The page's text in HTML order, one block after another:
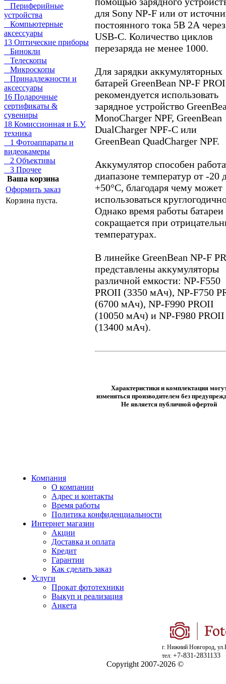
Периферийные
устройства
Компьютерные
аксессуары
13 Оптические приборы
Бинокли
Телескопы
Микроскопы
Принадлежности и
аксессуары
16 Подарочные
сертификаты &
сувениры
18 Комиссионная и Б.У.
техника
1 Фотоаппараты и
видеокамеры
2 Объективы
3 Прочее
Ваша корзина
Оформить заказ
Корзина пуста.
для Sony NP-F или от
постоянного тока 5В 2А через
USB-C. Количество циклов
перезаряда не менее 1000.
Для зарядки аккумуляторных
батарей GreenBean NP-F
рекомендуется использовать
зарядное устройство
MonoCharger NPF, GreenBean
DualCharger NPF-C или
GreenBean QuadCharger NPF.
Аккумулятор способен
диапазоне температур от -20
+50°С, благодаря чему может
использоваться
Однако время работы батареи
сокращается при
температурах.
В линейке GreenBean NP-F
представлены аккумуляторы
различной емкости: NP-F550
PROII (3350 мАч), NP-F750
(6700 мАч), NP-F990 PROII
(10050 мАч) и NP-F980 PROII
(13400 мАч).
Характеристики и комплектация
изменяться производителем без
Не является публичной офертой
Компания
О компании
Адрес и контакты
Время работы
Политика конфиденциальности
Интернет магазин
Акции
Доставка и оплата
Кредит
Гарантии
Как сделать заказ
Услуги
Прокат фототехники
Выкуп и реализация
Анкета
г. Нижний Новгород,
тел: +7-831-2831133
Copyright 2007-2026 ©